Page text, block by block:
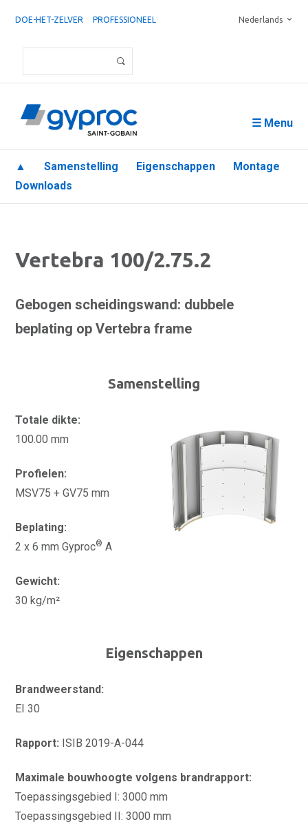
DOE-HET-ZELVER PROFESSIONEEL Nederlands
☰ Menu
▲ Samenstelling Eigenschappen
Montage
Downloads
Vertebra 100/2.75.2
Gebogen scheidingswand: dubbele
beplating op Vertebra frame
Samenstelling
Totale dikte:
100.00 mm
Profielen:
MSV75 + GV75 mm
Beplating:
2 x 6 mm Gyproc® A
Gewicht:
30 kg/m²
Eigenschappen
Brandweerstand:
EI 30
Rapport: ISIB 2019-A-044
Maximale bouwhoogte volgens brandrapport:
Toepassingsgebied I: 3000 mm
Toepassingsgebied II: 3000 mm